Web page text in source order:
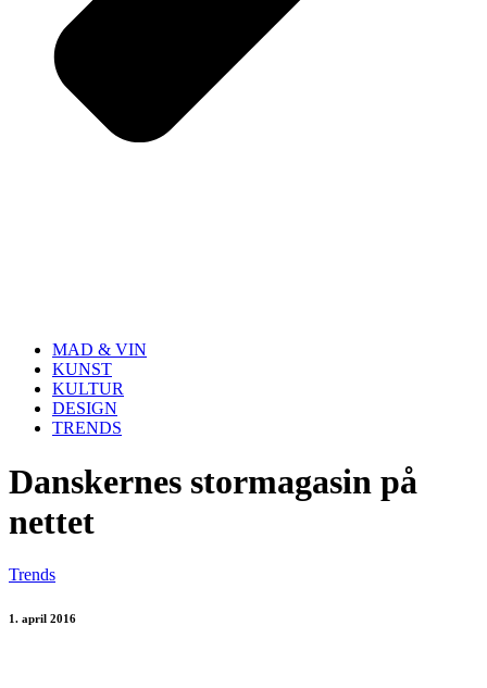
MAD & VIN
KUNST
KULTUR
DESIGN
TRENDS
Danskernes stormagasin på
nettet
Trends
1. april 2016